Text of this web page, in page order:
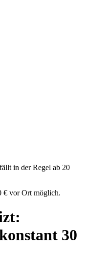
in der Regel ab 20
€ vor Ort möglich.
30